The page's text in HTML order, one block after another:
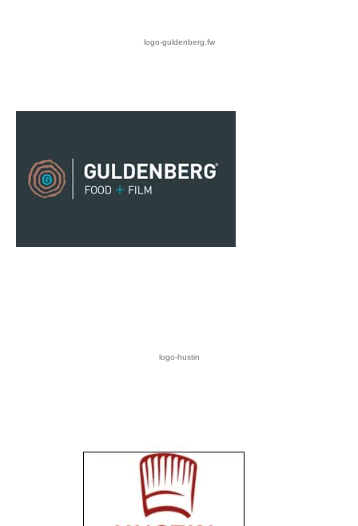
logo-guldenberg.fw
logo-hustin